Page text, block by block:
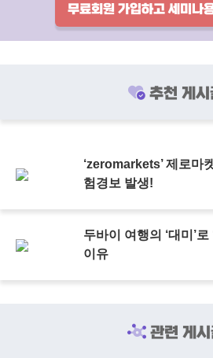
무료회원 가입하고 세미나
추천 게시
‘zeromarkets’ 제로마
험경보 발생!
두바이 여행의 ‘대미’
이유
관련 게